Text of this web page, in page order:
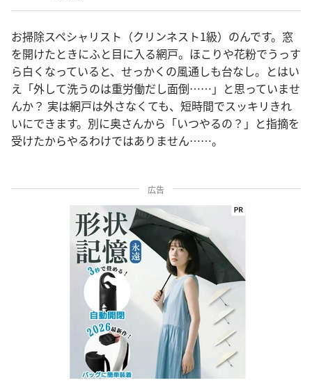
お掃除スペシャリスト（クリンネスト1級）のんです。窓
を開けたときにふと目に入る網戸。ほこりや花粉でうっす
ら白くなっていると、せっかくの風通しも台なし。とはい
え「外して洗うのは重労働だし面倒……」と思っていませ
んか？ 実は網戸は外さなくても、短時間でスッキリきれ
いにできます。別に奥さんから「いつやるの？」と指摘を
受けたからやるわけではありません……。
広告